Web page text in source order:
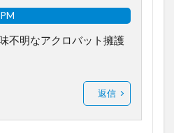
不明なアクロバット擁護
返信